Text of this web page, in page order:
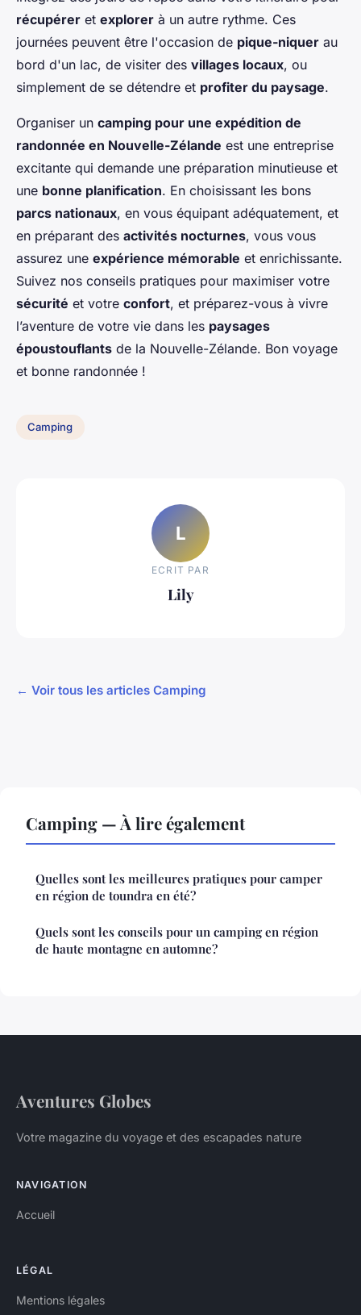
récupérer et explorer à un autre rythme. Ces
journées peuvent être l'occasion de pique-niquer au
bord d'un lac, de visiter des villages locaux, ou
simplement de se détendre et profiter du paysage.
Organiser un camping pour une expédition de
randonnée en Nouvelle-Zélande est une entreprise
excitante qui demande une préparation minutieuse et
une bonne planification. En choisissant les bons
parcs nationaux, en vous équipant adéquatement, et
en préparant des activités nocturnes, vous vous
assurez une expérience mémorable et enrichissante.
Suivez nos conseils pratiques pour maximiser votre
sécurité et votre confort, et préparez-vous à vivre
l’aventure de votre vie dans les paysages
époustouflants de la Nouvelle-Zélande. Bon voyage
et bonne randonnée !
Camping
L
ECRIT PAR
Lily
← Voir tous les articles Camping
Camping — À lire également
Quelles sont les meilleures pratiques pour camper
en région de toundra en été?
Quels sont les conseils pour un camping en région
de haute montagne en automne?
Aventures Globes
Votre magazine du voyage et des escapades nature
NAVIGATION
Accueil
LÉGAL
Mentions légales